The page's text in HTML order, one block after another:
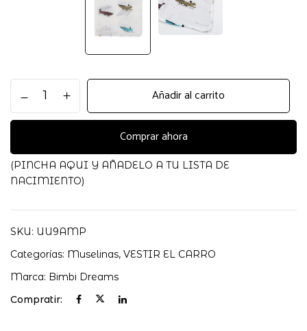
BAMBU
120X120
BIMBIDREAMS
cantidad
Añadir al carrito
Comprar ahora
(PINCHA AQUI Y AÑADELO A TU LISTA DE
NACIMIENTO)
SKU: UU9AMP
Categorías: Muselinas, VESTIR EL CARRO
Marca: Bimbi Dreams
Compratir: